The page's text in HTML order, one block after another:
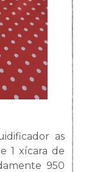
as
1 xícara de
950